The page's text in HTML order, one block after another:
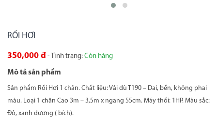
RỐI HƠI
350,000 đ - Tình trạng: Còn hàng
Mô tả sản phẩm
Sản phẩm Rối Hơi 1 chân. Chất liệu: Vải dù T190 – Dai, bền, không phai
màu. Loại 1 chân Cao 3m – 3,5m x ngang 55cm. Máy thổi: 1HP. Màu sắc:
Đỏ, xanh dương ( bích).